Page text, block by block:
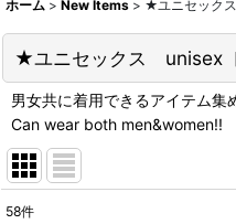
ホーム > New Items > ★ユニセック
★ユニセックス unisex
男女共に着用できるアイテム
Can wear both men&women!!
58件